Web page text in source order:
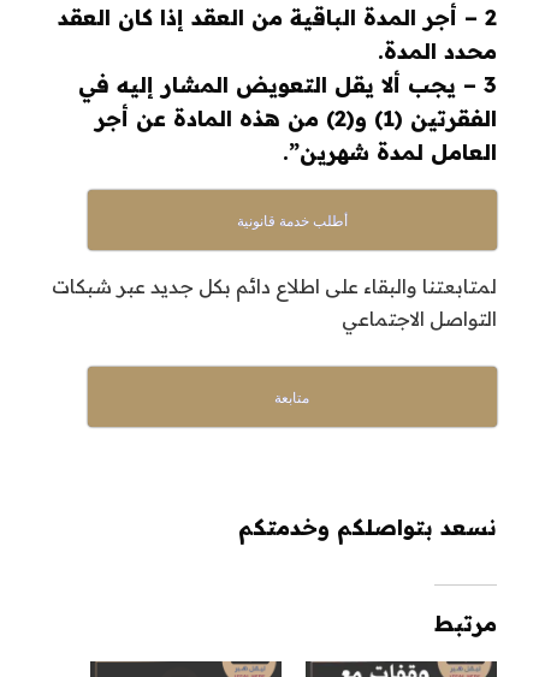
2 – أجر المدة الباقية من العقد إذا كان العقد
محدد المدة.
3 – يجب ألا يقل التعويض المشار إليه في
الفقرتين (1) و(2) من هذه المادة عن أجر
العامل لمدة شهرين”.
أطلب خدمة قانونية
لمتابعتنا والبقاء على اطلاع دائم بكل جديد عبر شبكات
التواصل الاجتماعي
متابعة
نسعد بتواصلكم وخدمتكم
مرتبط